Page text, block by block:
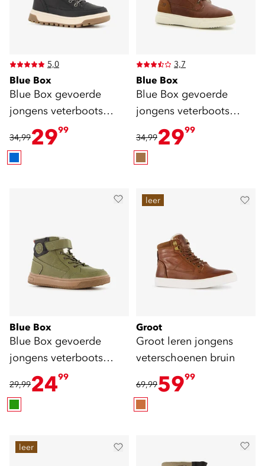
5,0
Blue Box
Blue Box gevoerde
jongens veterboots
blauw
34,992999
3,7
Blue Box
Blue Box gevoerde
jongens veterboots
bruin
34,992999
Blue Box
Blue Box gevoerde
jongens veterboots
groen
29,992499
leer
Groot
Groot leren jongens
veterschoenen bruin
69,995999
leer